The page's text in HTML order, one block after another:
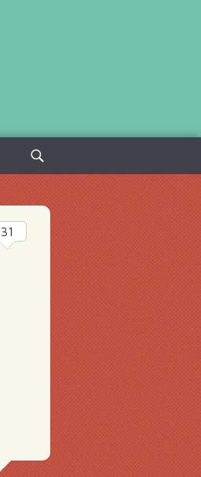
Sök
efter:
31